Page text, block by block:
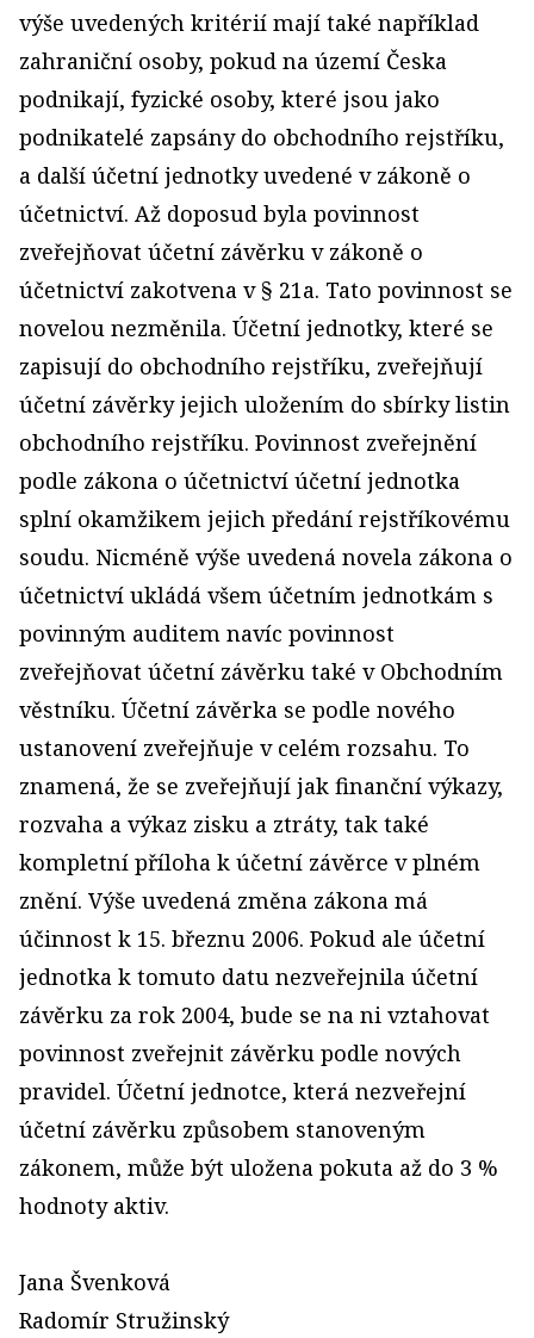
výše uvedených kritérií mají také například
zahraniční osoby, pokud na území Česka
podnikají, fyzické osoby, které jsou jako
podnikatelé zapsány do obchodního rejstříku,
a další účetní jednotky uvedené v zákoně o
účetnictví. Až doposud byla povinnost
zveřejňovat účetní závěrku v zákoně o
účetnictví zakotvena v § 21a. Tato povinnost se
novelou nezměnila. Účetní jednotky, které se
zapisují do obchodního rejstříku, zveřejňují
účetní závěrky jejich uložením do sbírky listin
obchodního rejstříku. Povinnost zveřejnění
podle zákona o účetnictví účetní jednotka
splní okamžikem jejich předání rejstříkovému
soudu. Nicméně výše uvedená novela zákona o
účetnictví ukládá všem účetním jednotkám s
povinným auditem navíc povinnost
zveřejňovat účetní závěrku také v Obchodním
věstníku. Účetní závěrka se podle nového
ustanovení zveřejňuje v celém rozsahu. To
znamená, že se zveřejňují jak finanční výkazy,
rozvaha a výkaz zisku a ztráty, tak také
kompletní příloha k účetní závěrce v plném
znění. Výše uvedená změna zákona má
účinnost k 15. březnu 2006. Pokud ale účetní
jednotka k tomuto datu nezveřejnila účetní
závěrku za rok 2004, bude se na ni vztahovat
povinnost zveřejnit závěrku podle nových
pravidel. Účetní jednotce, která nezveřejní
účetní závěrku způsobem stanoveným
zákonem, může být uložena pokuta až do 3 %
hodnoty aktiv.
Jana Švenková
Radomír Stružinský